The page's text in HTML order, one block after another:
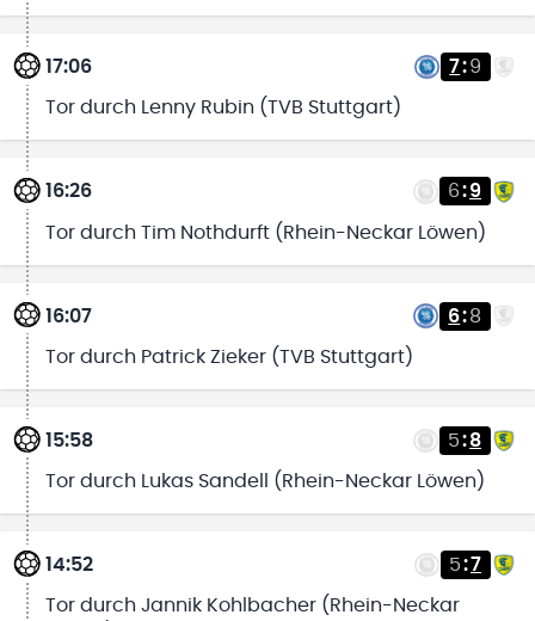
17:06 7:9
Tor durch Lenny Rubin (TVB Stuttgart)
16:26 6:9
Tor durch Tim Nothdurft (Rhein-Neckar Löwen)
16:07 6:8
Tor durch Patrick Zieker (TVB Stuttgart)
15:58 5:8
Tor durch Lukas Sandell (Rhein-Neckar Löwen)
14:52 5:7
Tor durch Jannik Kohlbacher (Rhein-Neckar